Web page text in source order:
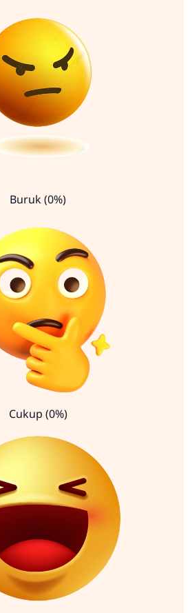
Buruk (0%)
Cukup (0%)